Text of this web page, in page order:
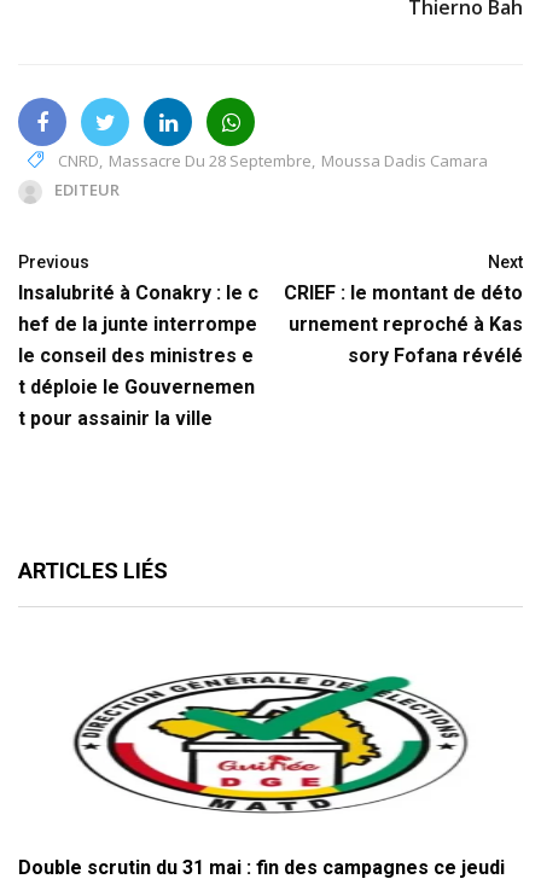
Thierno Bah
CNRD, Massacre Du 28 Septembre, Moussa Dadis Camara
EDITEUR
Previous
Insalubrité à Conakry : le c
hef de la junte interrompe
le conseil des ministres e
t déploie le Gouvernemen
t pour assainir la ville
Next
CRIEF : le montant de déto
urnement reproché à Kas
sory Fofana révélé
ARTICLES LIÉS
Double scrutin du 31 mai : fin des campagnes ce jeudi